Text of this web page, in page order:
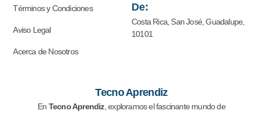
Términos y Condiciones
Aviso Legal
Acerca de Nosotros
De:
Costa Rica, San José, Guadalupe,
10101
Tecno Aprendiz
En Tecno Aprendiz, exploramos el fascinante mundo de